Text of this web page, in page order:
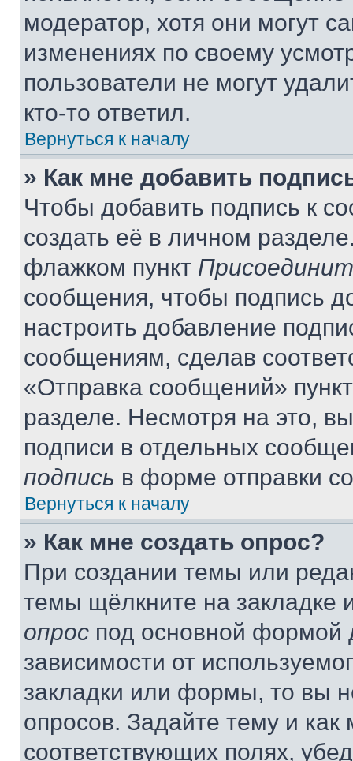
модератор, хотя они могут
изменениях по своему
пользователи не могут
кто-то ответил.
Вернуться к началу
» Как мне добавить
Чтобы добавить подпись к
создать её в личном
флажком пункт
сообщения, чтобы подпись
настроить добавление
сообщениям, сделав
«Отправка сообщений»
разделе. Несмотря на это,
подписи в отдельных
подпись в форме отправки
Вернуться к началу
» Как мне создать опрос?
При создании темы или
темы щёлкните на
опрос под основной формой
зависимости от
закладки или формы, то вы
опросов. Задайте тему и
соответствующих полях,